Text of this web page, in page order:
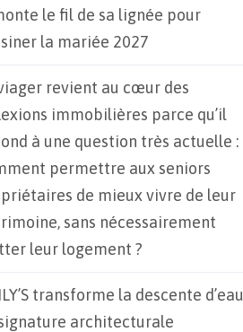
le fil de sa lignée pour
la mariée 2027
revient au cœur des
immobilières parce qu’il
à une question très actuelle :
permettre aux seniors
de mieux vivre de leur
sans nécessairement
leur logement ?
transforme la descente d’eau
architecturale